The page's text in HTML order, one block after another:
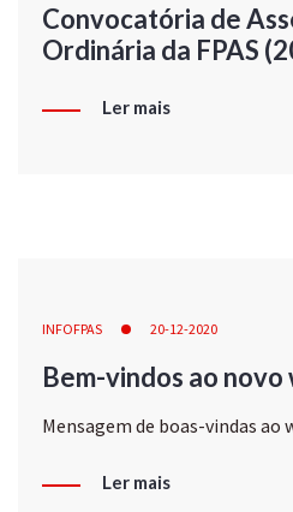
Convocatória de
Ordinária da FPAS
Ler mais
INFOFPAS 20-12-2020
Bem-vindos ao novo
Mensagem de boas-vindas ao
Ler mais